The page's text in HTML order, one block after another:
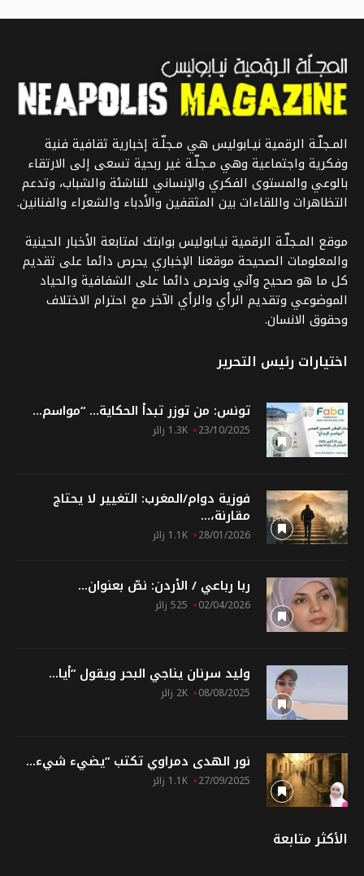
المـجلّـة الرقمية نيـابوليس هي مـجلّـة إخبارية ثقافية فنية
وفكرية واجتماعية وهي مـجلّـة غير ربحية تسعى إلى الارتقاء
بالوعي والمستوى الفكري والإنساني للناشئة والشباب، وتدعم
التظاهرات واللقاءات بين المثقفين والأدباء والشعراء والفنانين.
موقع المـجلّـة الرقمية نيـابوليس بوابتك لمتابعة الأخبار الحينية
والمعلومات الصحيحة موقعنا الإخباري يحرص دائما على تقديم
كل ما هو صحيح وآني ونحرص دائما على الشفافية والحياد
الموضوعي وتقديم الرأي والرأي الآخر مع احترام الاختلاف
وحقوق الانسان.
اختيارات رئيس التحرير
تونس: من توزر تبدأ الحكاية… “مواسم...
23/10/2025 1.3K زائر
فوزية دوام/المغرب: التغيير لا يحتاج
مقارنة،...
28/01/2026 1.1K زائر
ربا رباعي / الأردن: نصّ بعنوان...
02/04/2026 525 زائر
وليد سرنان يناجي البحر ويقول “أيا...
08/08/2025 2K زائر
نور الهدى دمراوي تكتب “يضيء شيء...
27/09/2025 1.1K زائر
الأكثر متابعة